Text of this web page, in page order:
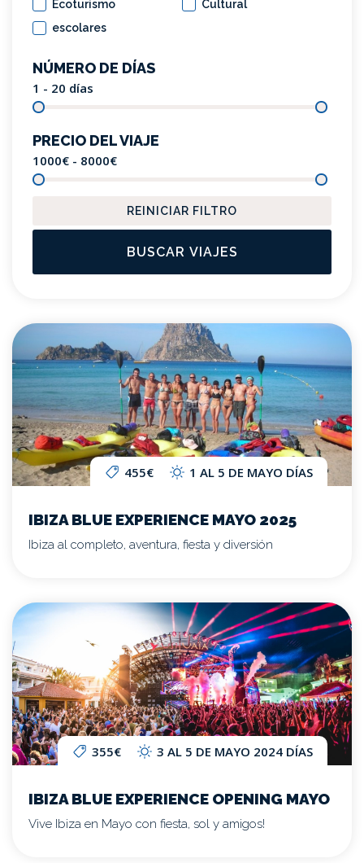
Ecoturismo
Cultural
escolares
NÚMERO DE DÍAS
1 - 20 días
PRECIO DEL VIAJE
1000€ - 8000€
REINICIAR FILTRO
BUSCAR VIAJES
455€ 1 AL 5 DE MAYO DÍAS
IBIZA BLUE EXPERIENCE MAYO 2025
Ibiza al completo, aventura, fiesta y diversión
355€ 3 AL 5 DE MAYO 2024 DÍAS
IBIZA BLUE EXPERIENCE OPENING MAYO
Vive Ibiza en Mayo con fiesta, sol y amigos!